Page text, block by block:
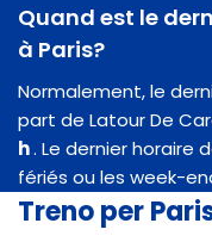
Quand est le
à Paris?
Normalement, le
part de Latour De
h. Le dernier horaire
fériés ou les week-
Treno per